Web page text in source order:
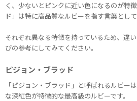
く、少ないとピンクに近い色になるのが特
ド」は特に高品質なルビーを指す言葉とし
それぞれ異なる特徴を持っているため、違
びの参考にしてみてください。
ピジョン・ブラッド
「ピジョン・ブラッド」と呼ばれるルビー
な深紅色が特徴的な最高級のルビーです。